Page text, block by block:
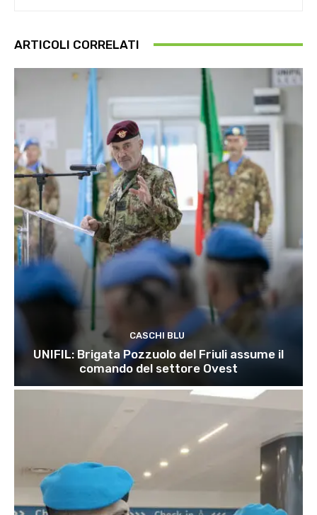
ARTICOLI CORRELATI
CASCHI BLU
UNIFIL: Brigata Pozzuolo del Friuli assume il
comando del settore Ovest